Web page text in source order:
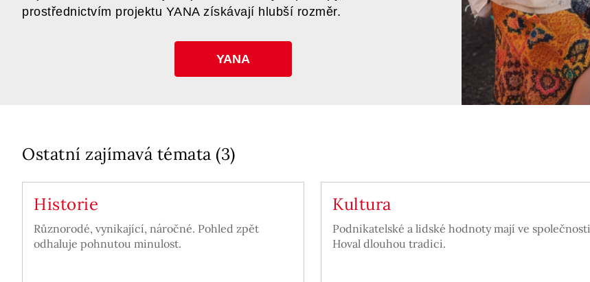
prostřednictvím projektu YANA získávají hlubší rozměr.
YANA
Ostatní zajímavá témata (3)
Historie
Různorodé, vynikající, náročné. Pohled zpět
odhaluje pohnutou minulost.
Kultura
Podnikatelské a lidské hodnoty mají ve společnosti
Hoval dlouhou tradici.